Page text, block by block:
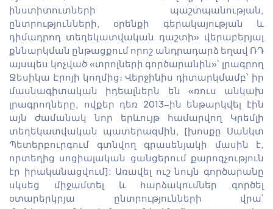
ինստիտուտների պաշտպանության,
ընտրությունների, օրենքի գերակայության և
դիմադրող տեղեկատվական դաշտի» վերաբերյալ
քննարկման ընթացքում որոշ անդրադարձ եղավ ՌԴ
այսպես կոչված «տրոլների գործարանին»՝ լրագրող
Ջեսիկա Էրոյի կողմից։ Վերջինիս դիտարկմամբ՝ իր
մասնագիտական իդեալներն են «ռուս անկախ
լրագրողները, ովքեր դեռ 2013-ին ենթարկվել էին
այն ժամանակ նոր երևույթ համարվող Կրեմլի
տեղեկատվական պատերազմին, [խոսքը Սանկտ
Պետերբուրգում գտնվող գրասենյակի մասին է,
որտեղից սոցիալական ցանցերում քարոզչություն
էր իրականացվում]: Առավել ուշ նույն գործարանը
սկսեց միջամտել և հարձակումներ գործել
օտարերկրյա ընտրությունների վրա՝